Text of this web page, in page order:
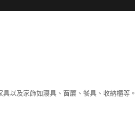
以及家飾如寢具、窗簾、餐具、收納櫃等。